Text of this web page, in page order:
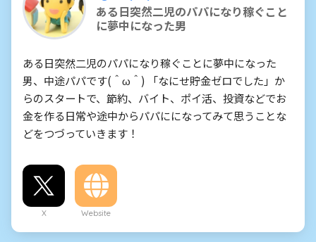
ある日突然二児のパパになり稼ぐこと
に夢中になった男
ある日突然二児のパパになり稼ぐことに夢中になった
男、中途パパです(＾ω＾) 「なにせ貯金ゼロでした」か
らのスタートで、節約、バイト、ポイ活、投資などでお
金を作る日常や途中からパパにになってみて思うことな
どをつづっていきます！
X Website